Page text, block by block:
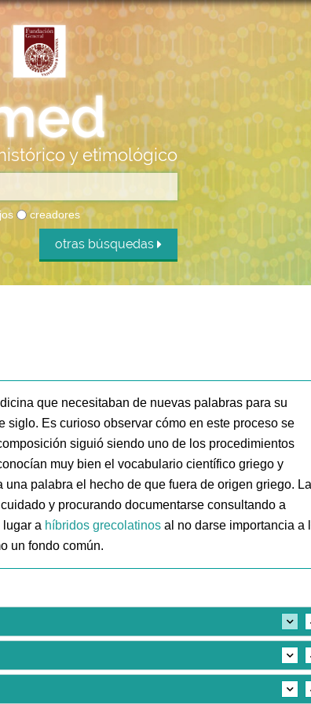
y etimológico
creadores
otras búsquedas
que necesitaban de nuevas palabras para su
Es curioso observar cómo en este proceso se
siguió siendo uno de los procedimientos
muy bien el vocabulario científico griego y
palabra el hecho de que fuera de origen griego. La
y procurando documentarse consultando a
a híbridos grecolatinos al no darse importancia a
un fondo común.